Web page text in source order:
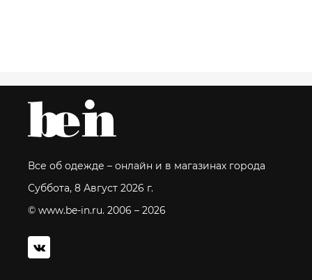
Все об одежде – онлайн и в магазинах города
Суббота, 8 Август 2026 г.
© www.be-in.ru. 2006 – 2026